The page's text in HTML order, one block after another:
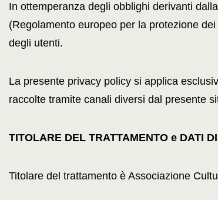
In ottemperanza degli obblighi derivanti
(Regolamento europeo per la protezione
degli utenti.
La presente privacy policy si applica
raccolte tramite canali diversi dal presente
TITOLARE DEL TRATTAMENTO e DATI
Titolare del trattamento è Associazione